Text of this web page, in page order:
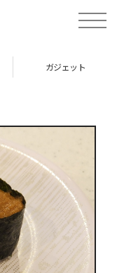
toggle
ガジェット